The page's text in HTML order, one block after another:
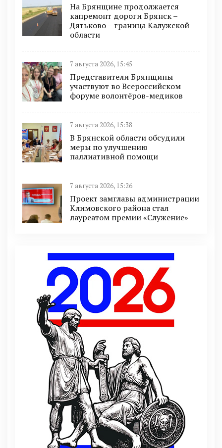
На Брянщине продолжается
капремонт дороги Брянск –
Дятьково – граница Калужской
области
7 августа 2026, 15:45
Представители Брянщины
участвуют во Всероссийском
форуме волонтёров-медиков
7 августа 2026, 15:38
В Брянской области обсудили
меры по улучшению
паллиативной помощи
7 августа 2026, 15:26
Проект замглавы администрации
Климовского района стал
лауреатом премии «Служение»